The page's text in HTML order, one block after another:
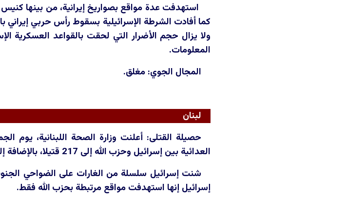
استهدفت عدة مواقع بصواريخ إيرانية، من بينها
كما أفادت الشرطة الإسرائيلية بسقوط رأس حربي
ولا يزال حجم الأضرار التي لحقت بالقواعد
المعلومات.
المجال الجوي: مغلق.
لبنان
حصيلة القتلى: أعلنت وزارة الصحة اللبنانية، يوم
العدائية بين إسرائيل وحزب الله إلى 217 قتيلا، بالإضافة إلى 798 جريحا. ولم يتضح بعد عدد المدنيين بين القتلى.
شنت إسرائيل سلسلة من الغارات على الضواحي
إسرائيل إنها استهدفت مواقع مرتبطة بحزب الله فقط.